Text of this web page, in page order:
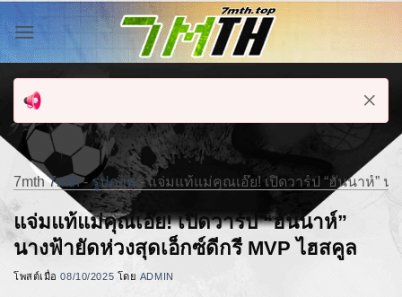
ข้าม
ไป
ยัง
เนื้อหา
7mth 7mth- รูปภาพ-แจ่มแท้แม่คุณเอ๊ย! เปิดวาร์ป “ฮันนาห์” น
แจ่มแท้แม่คุณเอ๊ย! เปิดวาร์ป “ฮันนาห์”
นางฟ้ายัดห่วงสุดเอ็กซ์ดีกรี MVP ไฮสคูล
โพสต์เมื่อ08/10/2025 โดย ADMIN